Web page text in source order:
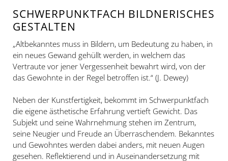
SCHWERPUNKTFACH BILDNERISCHES
GESTALTEN
„Altbekanntes muss in Bildern, um Bedeutung zu haben, in
ein neues Gewand gehüllt werden, in welchem das
Vertraute vor jener Vergessenheit bewahrt wird, von der
das Gewohnte in der Regel betroffen ist.“ (J. Dewey)
Neben der Kunstfertigkeit, bekommt im Schwerpunktfach
die eigene ästhetische Erfahrung vertieft Gewicht. Das
Subjekt und seine Wahrnehmung stehen im Zentrum,
seine Neugier und Freude an Überraschendem. Bekanntes
und Gewohntes werden dabei anders, mit neuen Augen
gesehen. Reflektierend und in Auseinandersetzung mit